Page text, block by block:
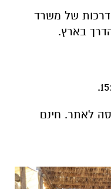
של משרד
בארץ.
לאתר. חינם